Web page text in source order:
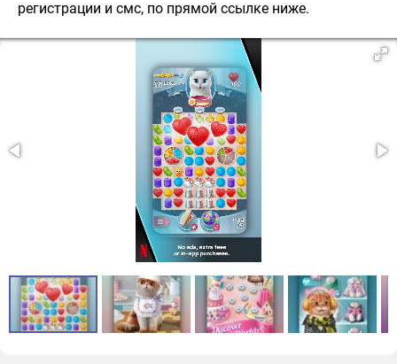
регистрации и смс, по прямой ссылке ниже.